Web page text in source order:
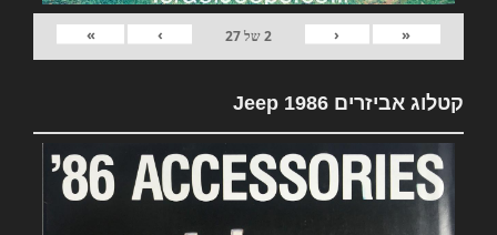
«
‹
2של27
›
»
קטלוג אביזרים Jeep 1986